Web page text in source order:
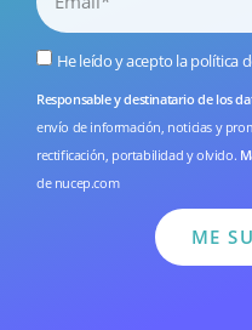
He leído y acepto lapolítica
Responsable y destinatario de los
envío de información, noticias y
rectificación, portabilidad y olvido.
de nucep.com
ME